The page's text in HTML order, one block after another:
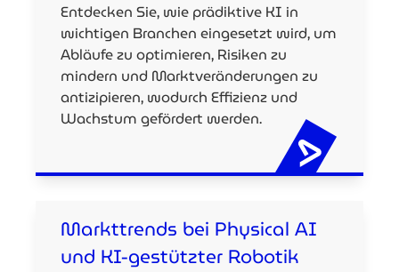
Entdecken Sie, wie prädiktive KI in
wichtigen Branchen eingesetzt wird, um
Abläufe zu optimieren, Risiken zu
mindern und Marktveränderungen zu
antizipieren, wodurch Effizienz und
Wachstum gefördert werden.
Markttrends bei Physical AI
und KI-gestützter Robotik